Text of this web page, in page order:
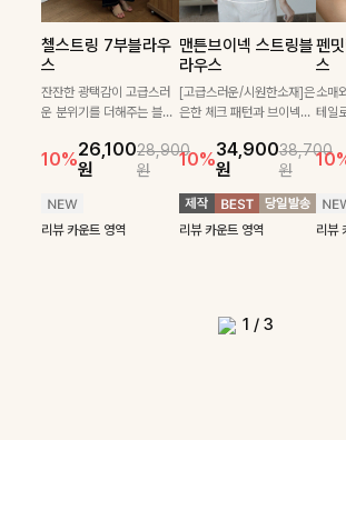
첼스트링 7부블라우
스
잔잔한 광택감이 고급스러
운 분위기를 더해주는 블라
프릴 밑단이 자연스럽게 실
루엣을 살려주며, 여유로운
스러운 무드를 완성해준답
니다 🤍
10%26,100
원
28,900
원
리뷰 카운트 영역
맨튼브이넥 스트링블
라우스
[고급스러운/시원한소재]은
은한 체크 패턴과 브이넥으
로 고급스러운 디테일을 넣
었으며 밑단스트링으로 핏
을 더욱 깔끔하게 잡아주는
블라우스예요 :)
10%34,900
원
38,700
원
리뷰 카운트 영역
펜
스
소매
테일
클 소
길
리뷰
론클디 브이넥니트
부드럽게 몸을 감싸는 니트
짜임으로 편안한 착용감을
더해드리며 여유 있게 떨어
여리여리한 실루엣을 완성
해드려요 ✨ 단독은 물론 다
게 매치되는 데일리 니트랍
니다
10%원
원
리뷰 카운트 영역
칠스트라이프 카라7
부니트
[골드버튼/클래식무드🤍]
스트라이프 패턴으로 데일
이템입니다 카라넥 디자인
으로 깔끔한 이미지로 만들
어 주는 7부 니트입니다 ~
10%31,900
원
35,400
원
리뷰 카운트 영역
셀
넉넉
가능
니트!
어요
10%
리뷰
필첸체크 스트링블라
우스+플레어스커트
SET
[활용도 좋은 투피스]은은한
테일이 어우러진 투피스 세
트입니다. 여유로운 상의와
풍성하게 퍼지는 롱스커트가
론, 단품으로도 다양하게 활
42,900
원
49,800
특스트라이프 링클원
피스+스트링자켓
SET
가볍고 시원한 링클 원피스
성되어 코디 고민 없이 완성
도 높은 스타일링을 연출해
주는 아이템 🤍 따로 또 같
이 활용하기 좋아 실용적이
며, 스트링 디테일로 다양한
69,900
원
79,400
원
헨
+치
[텐션
입기
럽게
가 우
립니
처 소
으로
리뷰
1 / 3